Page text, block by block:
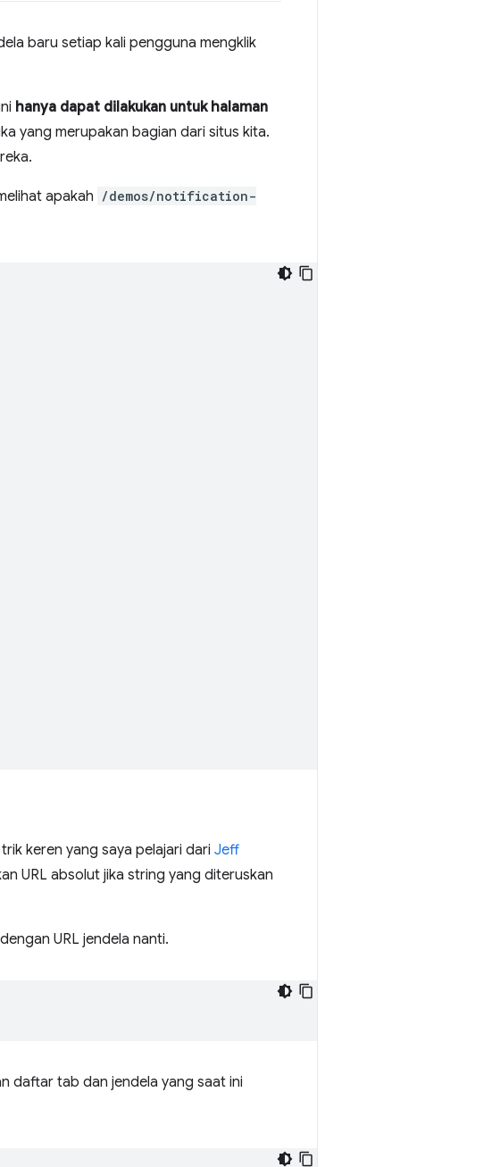
baru setiap kali pengguna mengklik
hanya dapat dilakukan untuk halaman
yang merupakan bagian dari situs kita.
apakah /demos/notification-
keren yang saya pelajari dari Jeff
URL absolut jika string yang diteruskan
URL jendela nanti.
daftar tab dan jendela yang saat ini